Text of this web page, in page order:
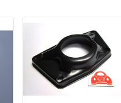
 visibility